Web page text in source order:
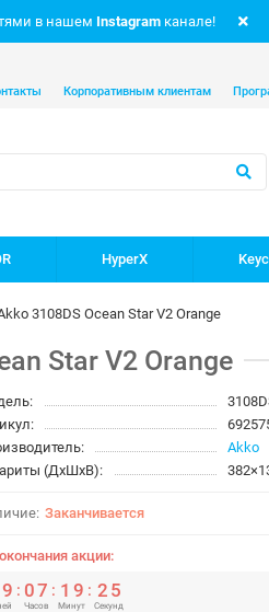
в нашем Instagram канале!
Корпоративным клиентам
HyperX
3108DS Ocean Star V2 Orange
Star V2 Orange
Akko
(ДхШхВ):
Заканчивается
акции:
9 : 07
Часов
: 1 9
Минут
: 2 4
Секунд